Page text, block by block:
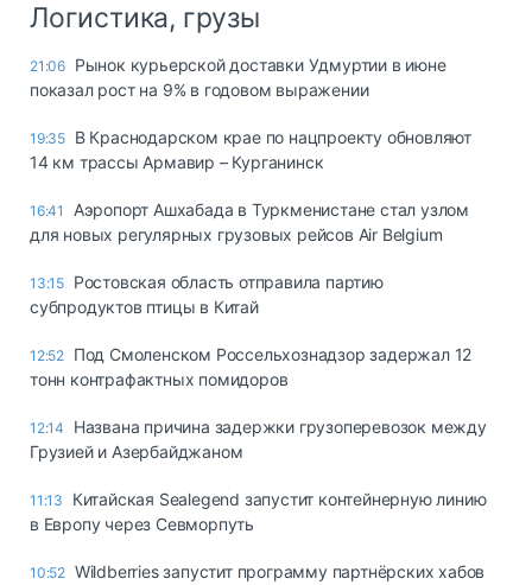
Логистика, грузы
21:06 Рынок курьерской доставки Удмуртии в июне
показал рост на 9% в годовом выражении
19:35 В Краснодарском крае по нацпроекту обновляют
14 км трассы Армавир – Курганинск
16:41
Аэропорт Ашхабада в Туркменистане стал узлом
для новых регулярных грузовых рейсов Air Belgium
13:15 Ростовская область отправила партию
субпродуктов птицы в Китай
12:52 Под Смоленском Россельхознадзор задержал 12
тонн контрафактных помидоров
12:14
Названа причина задержки грузоперевозок между
Грузией и Азербайджаном
11:13
Китайская Sealegend запустит контейнерную линию
в Европу через Севморпуть
10:52 Wildberries запустит программу партнёрских хабов